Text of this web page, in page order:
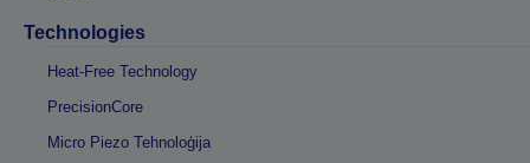
Technologies
Heat-Free Technology
PrecisionCore
Micro Piezo Tehnoloģija